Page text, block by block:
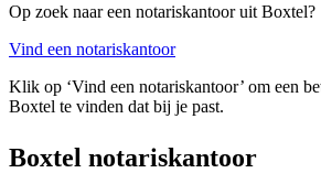
Op zoek naar een notariskantoor uit Boxtel?
Vind een notariskantoor
Klik op ‘Vind een notariskantoor’ om een
Boxtel te vinden dat bij je past.
Boxtel notariskantoor